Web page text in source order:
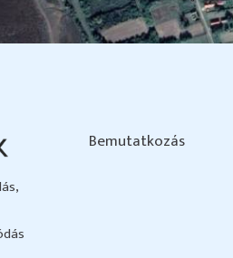
Bemutatkozás